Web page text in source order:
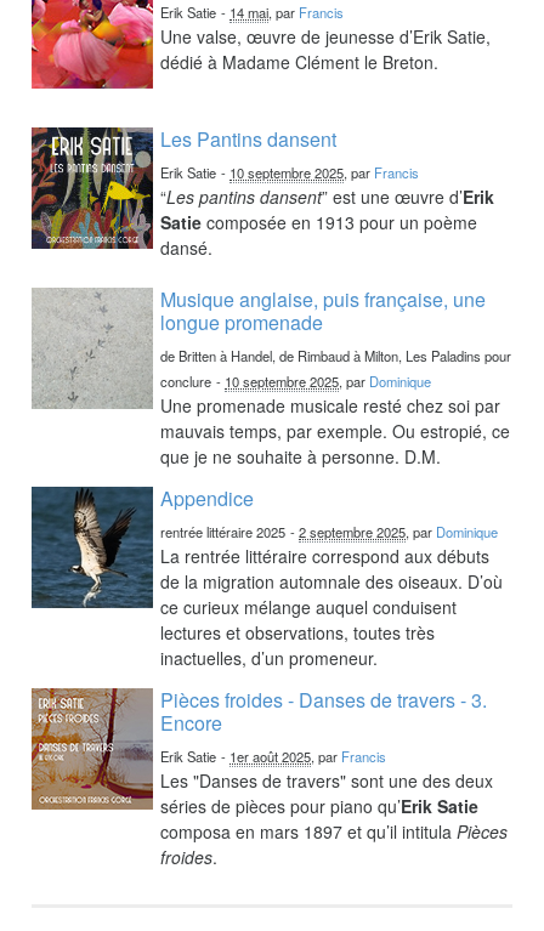
Erik Satie - 14 mai, par Francis
Une valse, œuvre de jeunesse d’Erik Satie,
dédié à Madame Clément le Breton.
Les Pantins dansent
Erik Satie - 10 septembre 2025, par Francis
“Les pantins dansent” est une œuvre d’Erik
Satie composée en 1913 pour un poème
dansé.
Musique anglaise, puis française, une
longue promenade
de Britten à Handel, de Rimbaud à Milton, Les Paladins pour
conclure - 10 septembre 2025, par Dominique
Une promenade musicale resté chez soi par
mauvais temps, par exemple. Ou estropié, ce
que je ne souhaite à personne. D.M.
Appendice
rentrée littéraire 2025 -2 septembre 2025, par Dominique
La rentrée littéraire correspond aux débuts
de la migration automnale des oiseaux. D’où
ce curieux mélange auquel conduisent
lectures et observations, toutes très
inactuelles, d’un promeneur.
Pièces froides - Danses de travers - 3.
Encore
Erik Satie - 1er août 2025, par Francis
Les "Danses de travers" sont une des deux
séries de pièces pour piano qu’Erik Satie
composa en mars 1897 et qu’il intitulaPièces
froides.